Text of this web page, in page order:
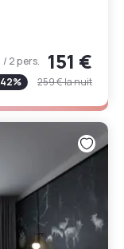
/ 2 pers. 151 €
42% 259 €la nuit